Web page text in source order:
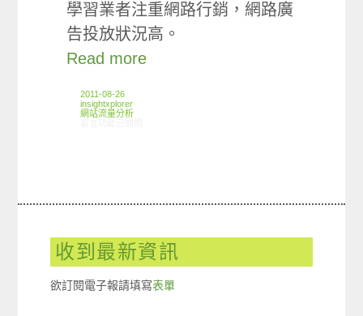
學習業者注重網路行銷，網路廣
告投放狀況高。
Read more
2011-08-26
insightxplorer
網站流量分析
收到最新資訊
欲訂閱電子報請填寫表單